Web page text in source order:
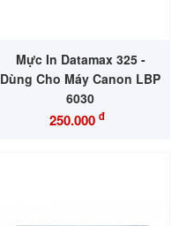
Mực In Datamax 325 -
Dùng Cho Máy Canon LBP
6030
250.000 đ